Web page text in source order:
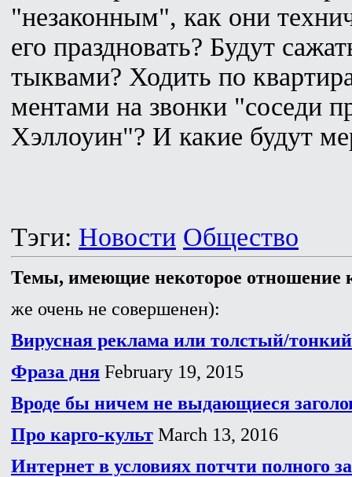
"незаконным", как они
его праздновать? Будут
тыквами? Ходить по
ментами на звонки "соседи
Хэллоуин"? И какие будут
Тэги: Новости Общество
Темы, имеющие некоторое отношение
же очень не совершенен):
Вирусная реклама или толстый/
Фраза дня February 19, 2015
Вроде бы ничем не выдающиеся
Про карго-культ March 13, 2016
Интернет в условиях потчти полного